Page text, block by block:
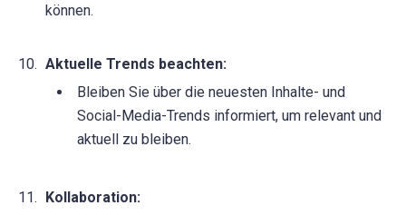
können.
Aktuelle Trends beachten:
Bleiben Sie über die neuesten Inhalte- und
Social-Media-Trends informiert, um relevant und
aktuell zu bleiben.
Kollaboration: